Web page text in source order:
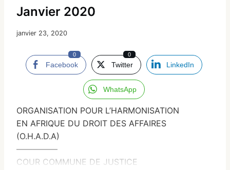
Janvier 2020
janvier 23, 2020
Facebook
0
Twitter
0
LinkedIn
WhatsApp
ORGANISATION POUR L’HARMONISATION
EN AFRIQUE DU DROIT DES AFFAIRES
(O.H.A.D.A)
—————
COUR COMMUNE DE JUSTICE